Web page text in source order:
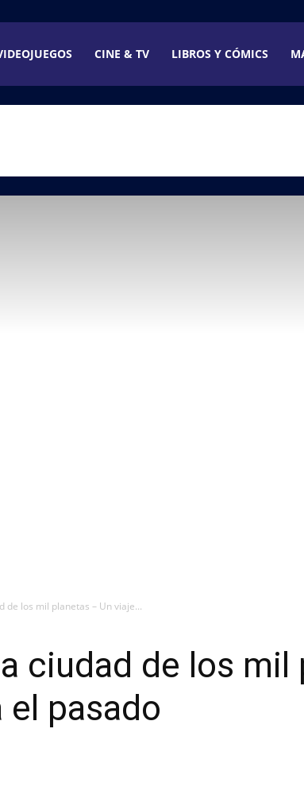
CINE & TV LIBROS Y CÓMICS
de los mil planetas – Un viaje...
ciudad de los
pasado